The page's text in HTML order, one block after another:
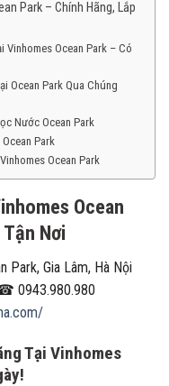
Park – Chính Hãng, Lắp
Vinhomes Ocean Park – Có
Ocean Park Qua Chúng
Nước Ocean Park
Park
Ocean Park
Ocean
Nơi
Park, Gia Lâm, Hà Nội
0943.980.980
Tại Vinhomes